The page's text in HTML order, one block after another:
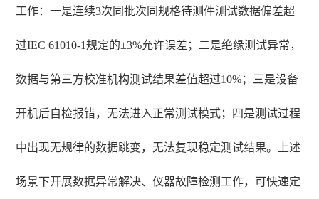
工作：一是连续3次同批次同规格待测件测试数据偏差超
过IEC 61010-1规定的±3%允许误差；二是绝缘测试异常，
数据与第三方校准机构测试结果差值超过10%；三是设备
开机后自检报错，无法进入正常测试模式；四是测试过程
中出现无规律的数据跳变，无法复现稳定测试结果。上述
场景下开展数据异常解决、仪器故障检测工作，可快速定